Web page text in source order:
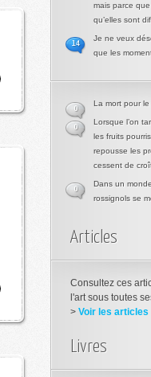
mais parce
qu’elles sont
Je ne veux
que les
14
La mort pour le
0
Lorsque l’on
les fruits
repousse les
cessent de
0
Dans un
rossignols se
0
Articles
Consultez ces
l'art sous toutes
> Voir les articles
Livres